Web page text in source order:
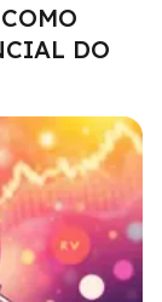
DO